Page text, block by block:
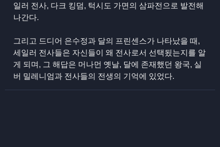
일러 전사, 다크 킹덤, 턱시도 가면의 삼파전으로 발전해
나간다.
그리고 드디어 은수정과 달의 프린센스가 나타났을 때,
세일러 전사들은 자신들이 왜 전사로서 선택됬는지를 알
게 되며, 그 해답은 머나먼 옛날, 달에 존재했던 왕국, 실
버 밀레니엄과 전사들의 전생의 기억에 있었다.